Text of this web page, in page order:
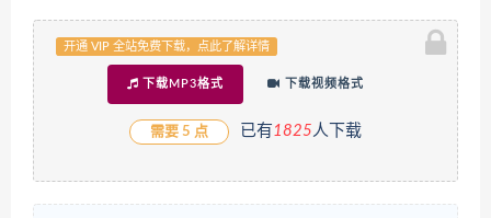
开通 VIP 全站免费下载，点此了解详情
下载MP3格式 下载视频格式
需要 5 点 已有 1825人下载